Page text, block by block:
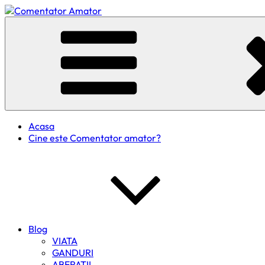
Skip
to
Comentator Amator
Acasa
Cine este Comentator amator?
Blog
VIATA
GANDURI